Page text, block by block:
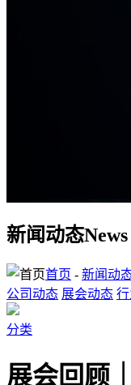
新闻动态News
首页 - 新闻动
公司动态 展会动态
分类
展会回顾